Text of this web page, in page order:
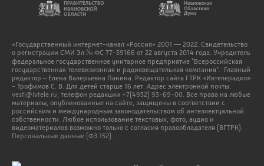
«Государственный интернет-канал «Россия» 2001 — 2022. Свидетельство
о регистрации СМИ Эл № ФС 77-59166 от 22 августа 2014 года. Учредитель
федеральное государственное унитарное предприятие "Всероссийская
государственная телевизионная и радиовещательная компания". Главный
редактор – Елена Валерьевна Панина. Редактор сайта ГТРК «Ивтелерадио»
- Трофимов С. В. Для детей старше 16 лет. Адрес электронной почты:
vesti@ivtele.ru , телефон редакции +7(4932) 93-69-00 . Все права на любые
материалы, опубликованные на сайте, защищены в соответствии с
российским и международным законодательством об интеллектуальной
собственности. Любое использование текстовых, фото, аудио и
видеоматериалов возможно только с согласия правообладателя (ВГТРК).
Персональные данные (ФЗ 152).